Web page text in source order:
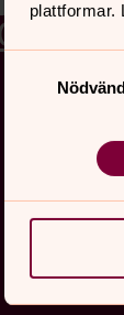
plattformar.
år